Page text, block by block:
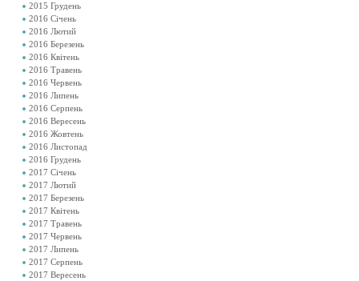
2015 Грудень
2016 Січень
2016 Лютий
2016 Березень
2016 Квітень
2016 Травень
2016 Червень
2016 Липень
2016 Серпень
2016 Вересень
2016 Жовтень
2016 Листопад
2016 Грудень
2017 Січень
2017 Лютий
2017 Березень
2017 Квітень
2017 Травень
2017 Червень
2017 Липень
2017 Серпень
2017 Вересень